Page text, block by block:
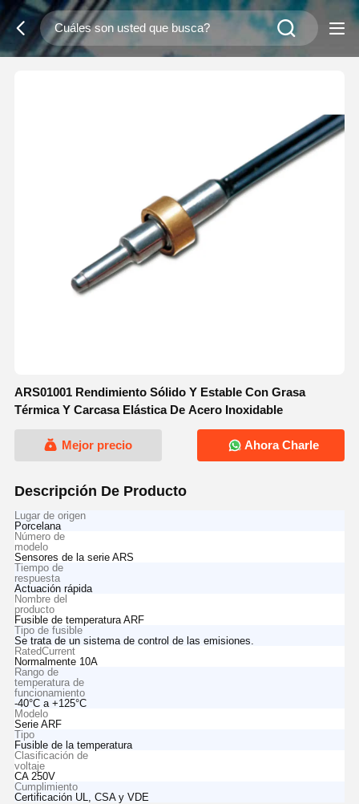
ARS01001 Rendimiento Sólido Y Estable Con Grasa
Térmica Y Carcasa Elástica De Acero Inoxidable
Mejor precio Ahora Charle
Descripción De Producto
Lugar de origen
Porcelana
Número de
modelo
Sensores de la serie ARS
Tiempo de
respuesta
Actuación rápida
Nombre del
producto
Fusible de temperatura ARF
Tipo de fusible
Se trata de un sistema de control de las emisiones.
RatedCurrent
Normalmente 10A
Rango de
temperatura de
funcionamiento
-40°C a +125°C
Modelo
Serie ARF
Tipo
Fusible de la temperatura
Clasificación de
voltaje
CA 250V
Cumplimiento
Certificación UL, CSA y VDE